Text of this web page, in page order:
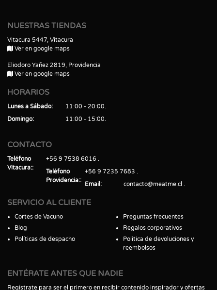
NUESTRAS TIENDAS
Vitacura 5447, Vitacura
Ver en google maps
Eliodoro Yañez 2819, Providencia
Ver en google maps
HORARIOS
Lunes a Sábado
11:00 - 20:00
Domingo
11:00 - 15:00
CONTACTO
Teléfono
Vitacura:
+56 9 7538 6016
Teléfono
Providencia:
+56 9 7235 7683
Email
contacto@meatme.cl
SERVICIO AL CLIENTE
Cortes de Vacuno
Blog
Políticas de despacho
Preguntas frecuentes
Regalos corporativos
Política de devoluciones y
reembolsos
ENTÉRATE ANTES QUE NADIE
Regístrate para ser el primero en recibir contenido inspirador y ofertas